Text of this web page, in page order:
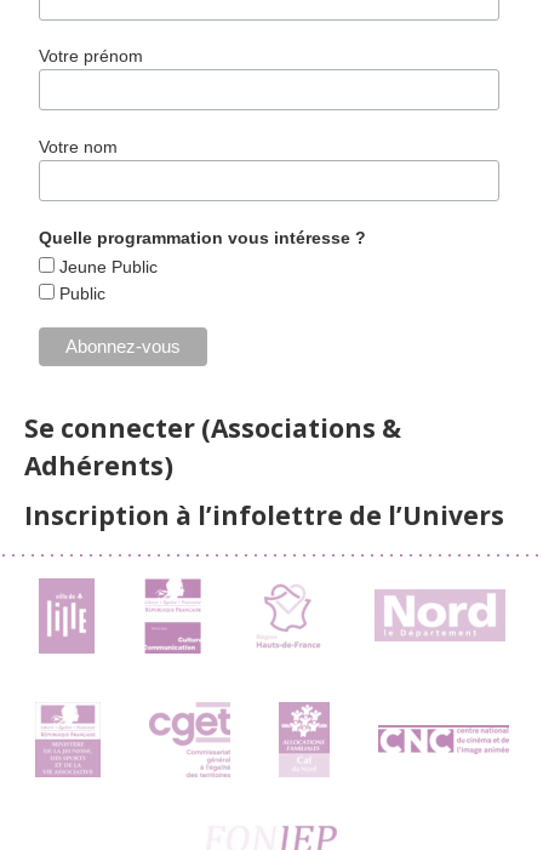
Votre prénom
Votre nom
Quelle programmation vous intéresse ?
Jeune Public
Public
Se connecter (Associations &
Adhérents)
Inscription à l’infolettre de l’Univers